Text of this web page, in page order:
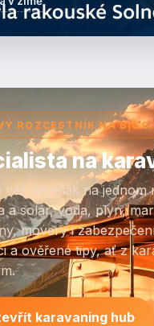
ROZCESTNÍK NA
na
váš obytňák na
a solár, voda, plyn,
movery i
a ověřené tipy, ať z
karavaning hub